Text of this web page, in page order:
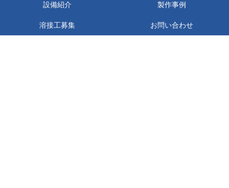
設備紹介 製作事例
溶接工募集 お問い合わせ